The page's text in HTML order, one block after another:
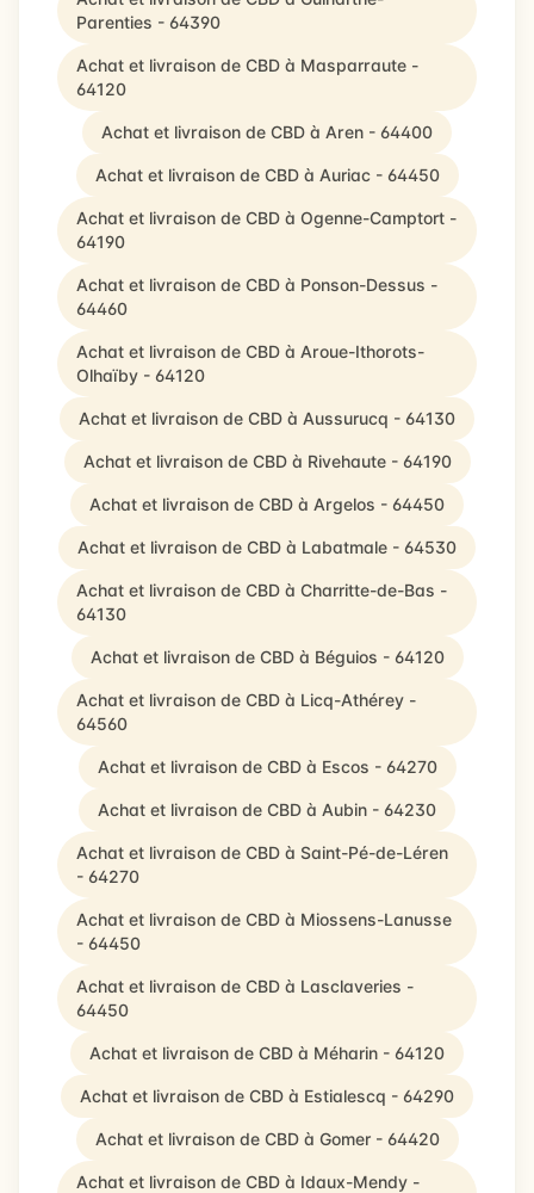
Parenties - 64390
Achat et livraison de CBD à Masparraute -
64120
Achat et livraison de CBD à Aren - 64400
Achat et livraison de CBD à Auriac - 64450
Achat et livraison de CBD à Ogenne-Camptort -
64190
Achat et livraison de CBD à Ponson-Dessus -
64460
Achat et livraison de CBD à Aroue-Ithorots-
Olhaïby - 64120
Achat et livraison de CBD à Aussurucq - 64130
Achat et livraison de CBD à Rivehaute - 64190
Achat et livraison de CBD à Argelos - 64450
Achat et livraison de CBD à Labatmale - 64530
Achat et livraison de CBD à Charritte-de-Bas -
64130
Achat et livraison de CBD à Béguios - 64120
Achat et livraison de CBD à Licq-Athérey -
64560
Achat et livraison de CBD à Escos - 64270
Achat et livraison de CBD à Aubin - 64230
Achat et livraison de CBD à Saint-Pé-de-Léren
- 64270
Achat et livraison de CBD à Miossens-Lanusse
- 64450
Achat et livraison de CBD à Lasclaveries -
64450
Achat et livraison de CBD à Méharin - 64120
Achat et livraison de CBD à Estialescq - 64290
Achat et livraison de CBD à Gomer - 64420
Achat et livraison de CBD à Idaux-Mendy -